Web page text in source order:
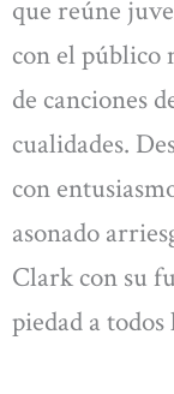
que reúne
con el público
de canciones
cualidades.
con
asonado
Clark con su
piedad a todos